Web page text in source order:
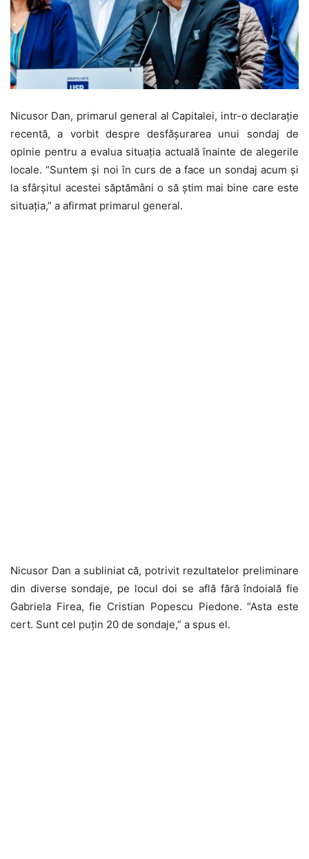
Nicusor Dan, primarul general al Capitalei, intr-o declarație
recentă, a vorbit despre desfășurarea unui sondaj de
opinie pentru a evalua situația actuală înainte de alegerile
locale. “Suntem și noi în curs de a face un sondaj acum și
la sfârșitul acestei săptămâni o să știm mai bine care este
situația,” a afirmat primarul general.
Nicusor Dan a subliniat că, potrivit rezultatelor preliminare
din diverse sondaje, pe locul doi se află fără îndoială fie
Gabriela Firea, fie Cristian Popescu Piedone. “Asta este
cert. Sunt cel puțin 20 de sondaje,” a spus el.